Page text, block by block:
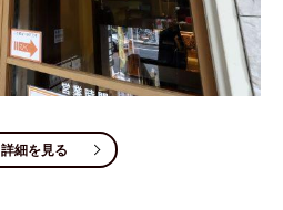
詳細を見る